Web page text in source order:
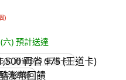
)
六) 預計送達
再省 $75 (王道卡)
澎幣回饋